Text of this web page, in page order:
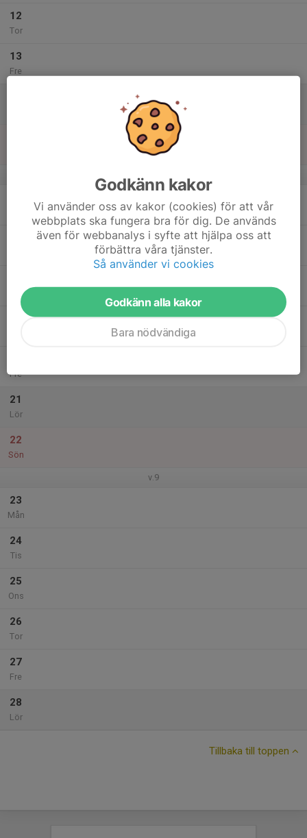
12
Tor
13
Fre
Ons
Fre
21
Lör
22
Sön
v.9
23
Mån
24
Tis
25
Ons
26
Tor
27
Fre
28
Lör
Tillbaka till toppen
Godkänn kakor
Vi använder oss av kakor (cookies) för att vår
webbplats ska fungera bra för dig. De används
även för webbanalys i syfte att hjälpa oss att
förbättra våra tjänster.
Så använder vi cookies
Godkänn alla kakor
Bara nödvändiga